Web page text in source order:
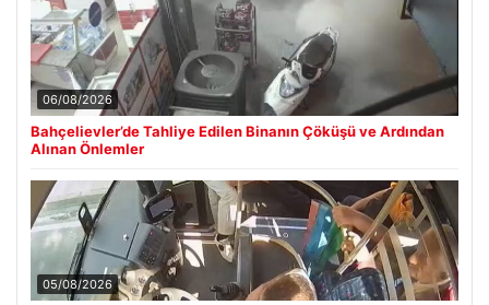
06/08/2026
Bahçelievler’de Tahliye Edilen Binanın Çöküşü ve Ardından
Alınan Önlemler
05/08/2026